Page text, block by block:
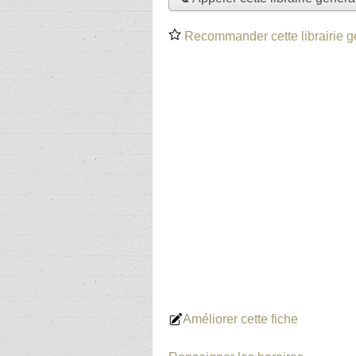
Recommander cette librairie
Améliorer cette fiche